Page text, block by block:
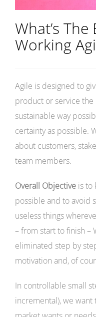
What’s
Working
Agile is designed to
product or service
sustainable way
certainty as possible.
about customers,
team members.
Overall Objective is to
possible and to avoid
useless things
– from start to finish –
eliminated step by
motivation and, of
In controllable small
incremental), we want